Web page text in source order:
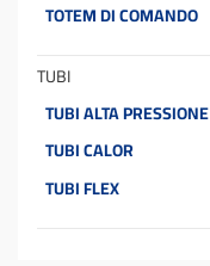
TOTEM DI COMANDO
TUBI
TUBI ALTA PRESSIONE
TUBI CALOR
TUBI FLEX